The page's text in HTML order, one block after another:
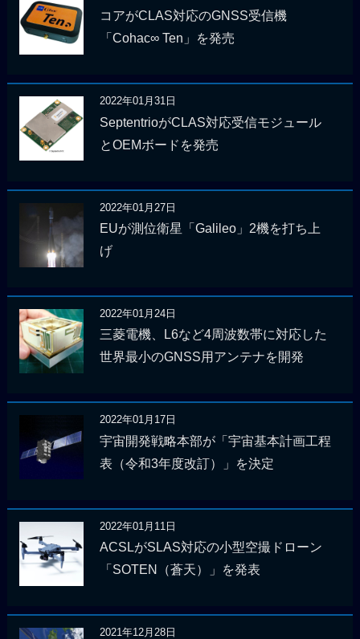
コアがCLAS対応のGNSS受信機
「Cohac∞ Ten」を発売
2022年01月31日
SeptentrioがCLAS対応受信モジュール
とOEMボードを発売
2022年01月27日
EUが測位衛星「Galileo」2機を打ち上
げ
2022年01月24日
三菱電機、L6など4周波数帯に対応した
世界最小のGNSS用アンテナを開発
2022年01月17日
宇宙開発戦略本部が「宇宙基本計画工程
表（令和3年度改訂）」を決定
2022年01月11日
ACSLがSLAS対応の小型空撮ドローン
「SOTEN（蒼天）」を発表
2021年12月28日